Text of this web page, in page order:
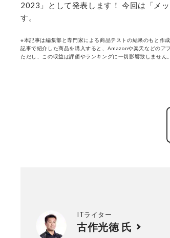
2023」として発表します！ 今回は「メ
す。
※本記事は編集部と専門家による商品テストの結果のもと作成
記事で紹介した商品を購入すると、Amazonや楽天などのア
ただし、この収益は評価やランキングに一切影響致しません
ITライター
古作光徳 氏